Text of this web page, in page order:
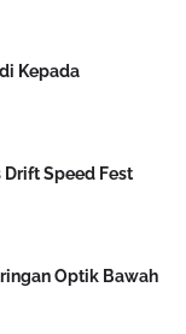
Kepada
Drift Speed Fest
Optik Bawah